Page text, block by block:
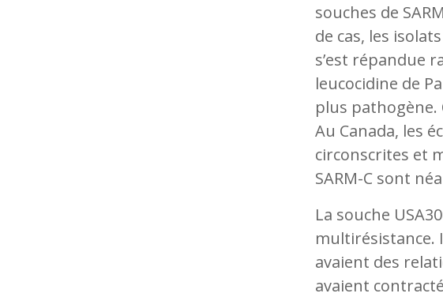
souches de
de cas, les
s’est répandue
leucocidine de
plus
Au Canada, les
circonscrites et
SARM-C sont
La souche
multirésistance.
avaient des
avaient